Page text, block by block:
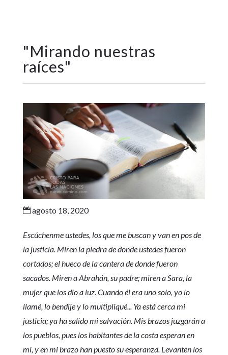
"Mirando nuestras
raíces"
agosto 18, 2020
Escúchenme ustedes, los que me buscan y van en pos de
la justicia. Miren la piedra de donde ustedes fueron
cortados; el hueco de la cantera de donde fueron
sacados. Miren a Abrahán, su padre; miren a Sara, la
mujer que los dio a luz. Cuando él era uno solo, yo lo
llamé, lo bendije y lo multipliqué... Ya está cerca mi
justicia; ya ha salido mi salvación. Mis brazos juzgarán a
los pueblos, pues los habitantes de la costa esperan en
mí, y en mi brazo han puesto su esperanza. Levanten los